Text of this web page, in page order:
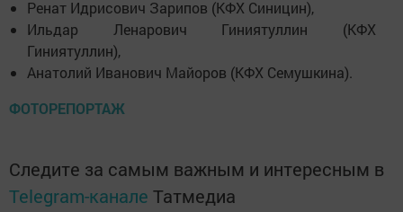
Ренат Идрисович Зарипов (КФХ Синицин),
Ильдар Ленарович Гиниятуллин (КФХ
Гиниятуллин),
Анатолий Иванович Майоров (КФХ Семушкина).
ФОТОРЕПОРТАЖ
Следите за самым важным и интересным в
Telegram-канале Татмедиа